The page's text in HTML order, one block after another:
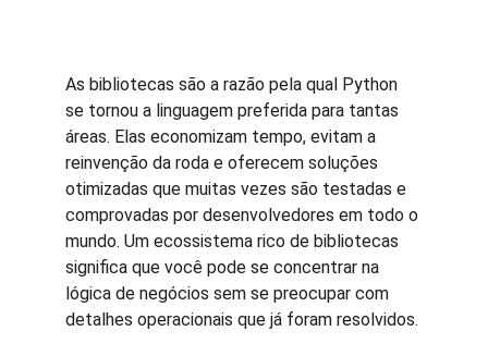
As bibliotecas são a razão pela qual Python
se tornou a linguagem preferida para tantas
áreas. Elas economizam tempo, evitam a
reinvenção da roda e oferecem soluções
otimizadas que muitas vezes são testadas e
comprovadas por desenvolvedores em todo o
mundo. Um ecossistema rico de bibliotecas
significa que você pode se concentrar na
lógica de negócios sem se preocupar com
detalhes operacionais que já foram resolvidos.